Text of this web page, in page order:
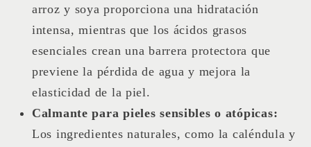
arroz y soya proporciona una hidratación
intensa, mientras que los ácidos grasos
esenciales crean una barrera protectora que
previene la pérdida de agua y mejora la
elasticidad de la piel.
Calmante para pieles sensibles o atópicas:
Los ingredientes naturales, como la caléndula y